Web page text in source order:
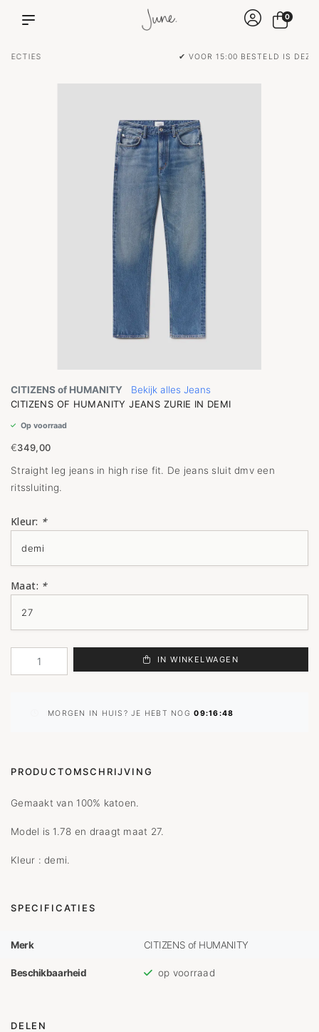
✔ VOOR 15:00 BESTELD IS DEZELFDE DAG VERZONDEN!
0
CITIZENS of HUMANITY
Bekijk alles Jeans
CITIZENS OF HUMANITY JEANS ZURIE IN DEMI
Op voorraad
€349,00
Straight leg jeans in high rise fit. De jeans sluit dmv een
ritssluiting.
Kleur: *
Maat: *
IN WINKELWAGEN
MORGEN IN HUIS? JE HEBT NOG09:16:48
PRODUCTOMSCHRIJVING
Gemaakt van 100% katoen.
Model is 1.78 en draagt maat 27.
Kleur : demi.
SPECIFICATIES
Merk CITIZENS of HUMANITY
Beschikbaarheid op voorraad
DELEN